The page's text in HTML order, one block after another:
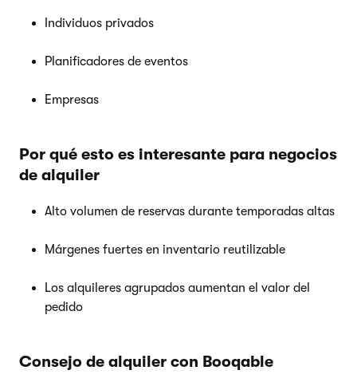
Individuos privados
Planificadores de eventos
Empresas
Por qué esto es interesante para negocios
de alquiler
Alto volumen de reservas durante temporadas altas
Márgenes fuertes en inventario reutilizable
Los alquileres agrupados aumentan el valor del
pedido
Consejo de alquiler con Booqable